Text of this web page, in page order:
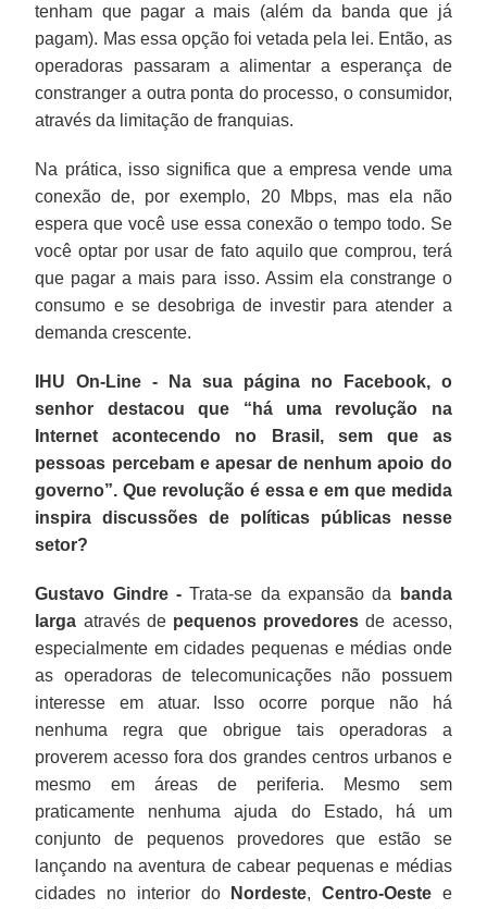
tenham que pagar a mais (além da banda que já
pagam). Mas essa opção foi vetada pela lei. Então, as
operadoras passaram a alimentar a esperança de
constranger a outra ponta do processo, o consumidor,
através da limitação de franquias.
Na prática, isso significa que a empresa vende uma
conexão de, por exemplo, 20 Mbps, mas ela não
espera que você use essa conexão o tempo todo. Se
você optar por usar de fato aquilo que comprou, terá
que pagar a mais para isso. Assim ela constrange o
consumo e se desobriga de investir para atender a
demanda crescente.
IHU On-Line - Na sua página no Facebook, o
senhor destacou que “há uma revolução na
Internet acontecendo no Brasil, sem que as
pessoas percebam e apesar de nenhum apoio do
governo”. Que revolução é essa e em que medida
inspira discussões de políticas públicas nesse
setor?
Gustavo Gindre - Trata-se da expansão da
banda
larga através de pequenos provedores de acesso,
especialmente em cidades pequenas e médias onde
as operadoras de telecomunicações não possuem
interesse em atuar. Isso ocorre porque não há
nenhuma regra que obrigue tais operadoras a
proverem acesso fora dos grandes centros urbanos e
mesmo em áreas de periferia. Mesmo sem
praticamente nenhuma ajuda do Estado, há um
conjunto de pequenos provedores que estão se
lançando na aventura de cabear pequenas e médias
cidades no interior do
Nordeste, Centro-Oestee